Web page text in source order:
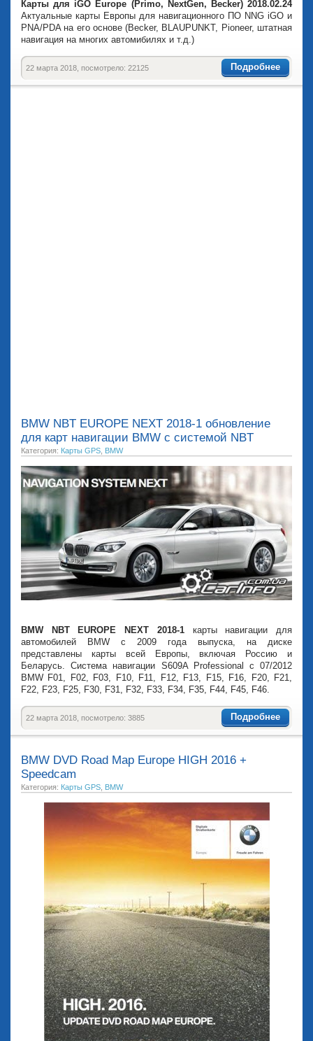
Карты для iGO Europe (Primo, NextGen, Becker) 2018.02.24
Актуальные карты Европы для навигационного ПО NNG iGO и
PNA/PDA на его основе (Becker, BLAUPUNKT, Pioneer, штатная
навигация на многих автомибилях и т.д.)
Подробнее
22 марта 2018, посмотрело: 22125
BMW NBT EUROPE NEXT 2018-1 обновление
для карт навигации BMW с системой NBT
Категория: Карты GPS BMW
BMW NBT EUROPE NEXT 2018-1карты навигации для
автомобилей BMW с 2009 года выпуска, на диске
представлены карты всей Европы, включая Россию и
Беларусь. Система навигации S609A Professional с 07/2012
BMW F01, F02, F03, F10, F11, F12, F13, F15, F16, F20, F21,
F22, F23, F25, F30, F31, F32, F33, F34, F35, F44, F45, F46.
Подробнее
22 марта 2018, посмотрело: 3885
BMW DVD Road Map Europe HIGH 2016 +
Speedcam
Категория: Карты GPS BMW